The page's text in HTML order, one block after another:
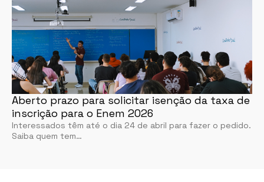
Aberto prazo para solicitar isenção da taxa de
inscrição para o Enem 2026
Interessados têm até o dia 24 de abril para fazer o pedido.
Saiba quem tem…